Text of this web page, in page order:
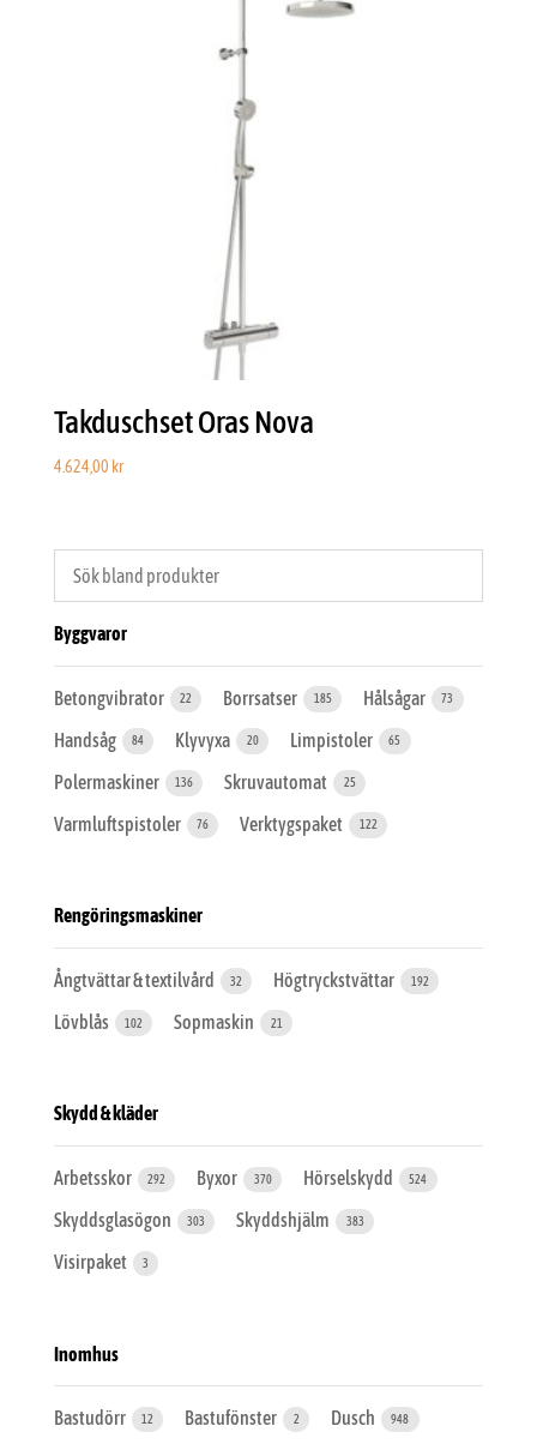
Takduschset Oras Nova
4.624,00 kr
Byggvaror
Betongvibrator 22 Borrsatser 185 Hålsågar 73
Handsåg 84 Klyvyxa 20 Limpistoler 65
Polermaskiner 136 Skruvautomat 25
Varmluftspistoler 76 Verktygspaket 122
Rengöringsmaskiner
Ångtvättar & textilvård 32 Högtryckstvättar 192
Lövblås 102 Sopmaskin 21
Skydd & kläder
Arbetsskor 292 Byxor 370 Hörselskydd 524
Skyddsglasögon 303 Skyddshjälm 383
Visirpaket 3
Inomhus
Bastudörr 12 Bastufönster 2 Dusch 948